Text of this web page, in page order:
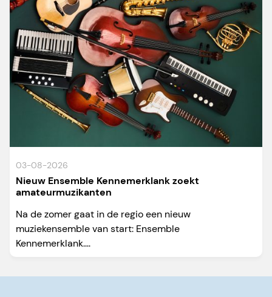
03-08-2026
Nieuw Ensemble Kennemerklank zoekt
amateurmuzikanten
Na de zomer gaat in de regio een nieuw
muziekensemble van start: Ensemble
Kennemerklank....